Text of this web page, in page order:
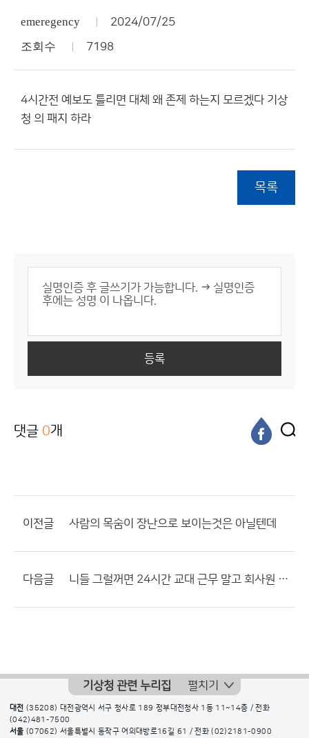
emeregency 2024/07/25
조회수 7198
4시간전 예보도 틀리면 대체 왜 존제 하는지 모르겠다 기상
청 의 패지 하라
목록
등록
댓글 0개
이전글 사람의 목숨이 장난으로 보이는것은 아닐텐데
다음글 니들 그럴꺼면 24시간 교대 근무 말고 회사원 처럼 일하라니까?
기상청 관련 누리집 펼치기
대전 (35208) 대전광역시 서구 청사로 189 정부대전청사 1동 11~14층 / 전화
(042)481-7500
서울 (07062) 서울특별시 동작구 여의대방로16길 61 / 전화(02)2181-0900